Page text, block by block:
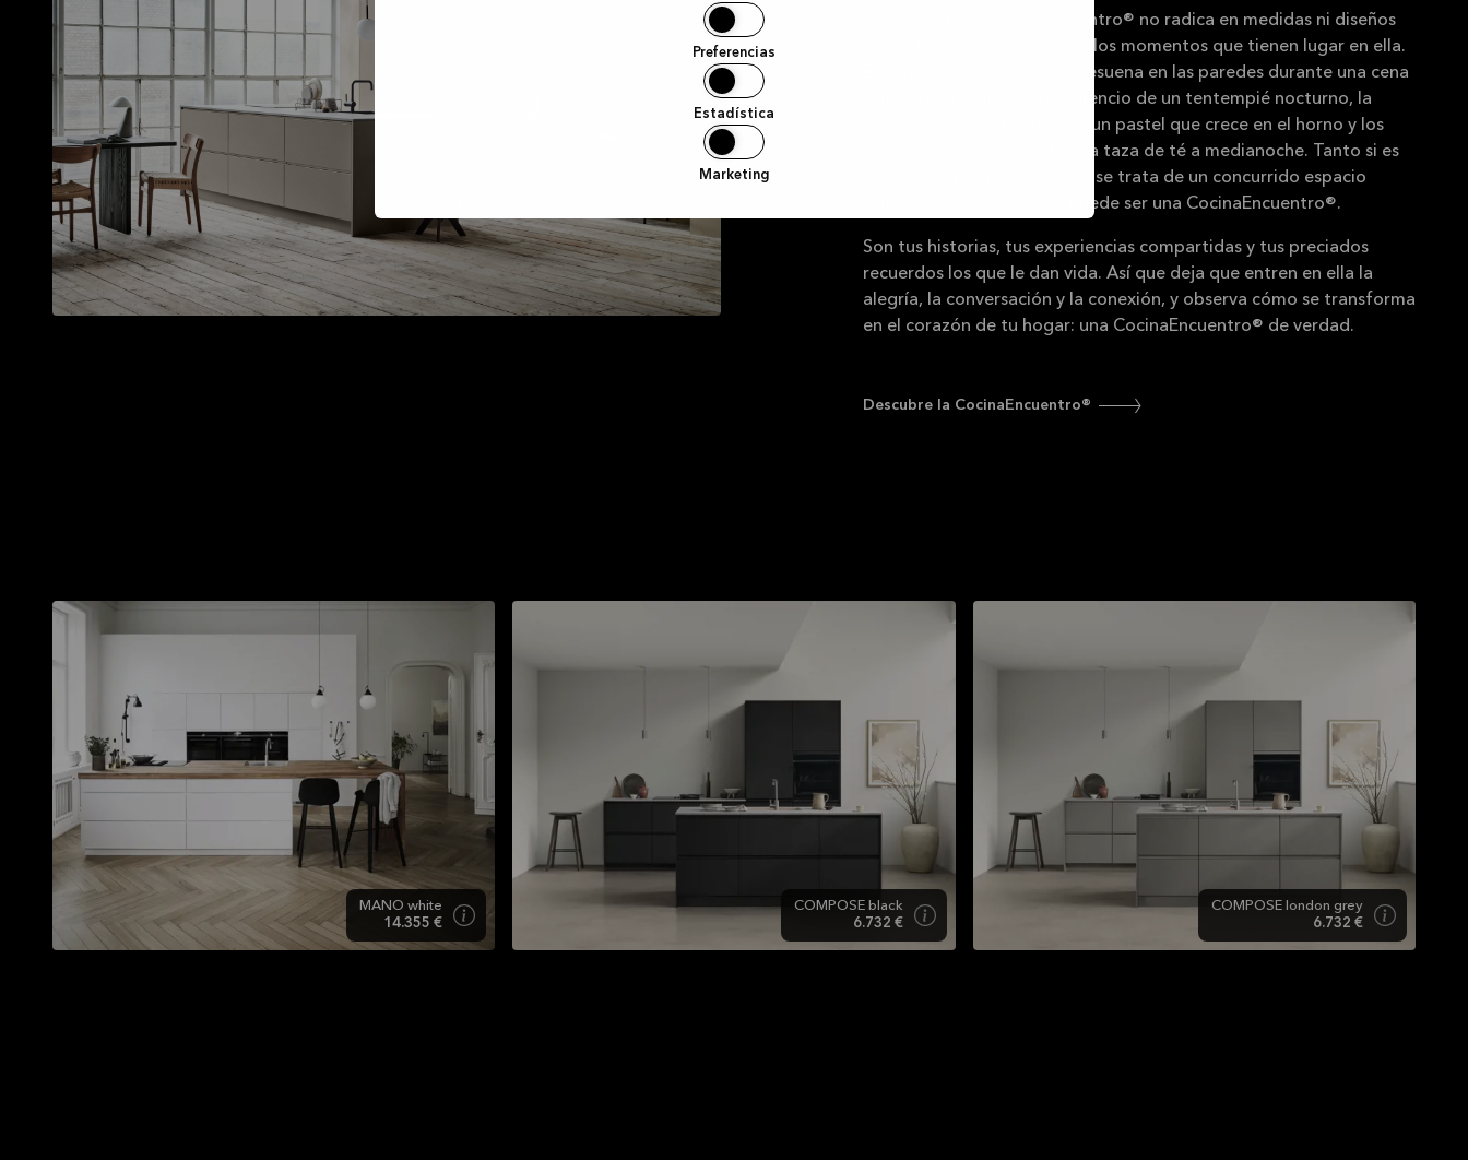
Preferencias
Estadística
Marketing
La magia de la CocinaEncuentro® no radica en medidas ni diseños
específicos, sino en la vida y los momentos que tienen lugar en ella.
Es la risa desbordante que resuena en las paredes durante una cena
familiar, el reconfortante silencio de un tentempié nocturno, la
anticipación compartida de un pastel que crece en el horno y los
secretos susurrados ante una taza de té a medianoche. Tanto si es
una cocina para dos como si se trata de un concurrido espacio
familiar, cualquier cocina puede ser una CocinaEncuentro®.
Son tus historias, tus experiencias compartidas y tus preciados
recuerdos los que le dan vida. Así que deja que entren en ella la
alegría, la conversación y la conexión, y observa cómo se transforma
en el corazón de tu hogar: una CocinaEncuentro® de verdad.
Descubre la CocinaEncuentro®
MANO white
14.355 €
COMPOSE black
6.732 €
COMPOSE london grey
6.732 €